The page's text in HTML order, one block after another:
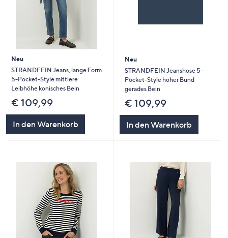
Neu
STRANDFEIN Jeans, lange Form
5-Pocket-Style mittlere
Leibhöhe konisches Bein
€ 109,99
In den Warenkorb
Neu
STRANDFEIN Jeanshose 5-
Pocket-Style hoher Bund
gerades Bein
€ 109,99
In den Warenkorb